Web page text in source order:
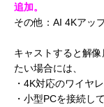
追加。
その他：AI 4Kアッ
キャストすると解
たい場合には、
・4K対応のワイヤ
・小型PCを接続し